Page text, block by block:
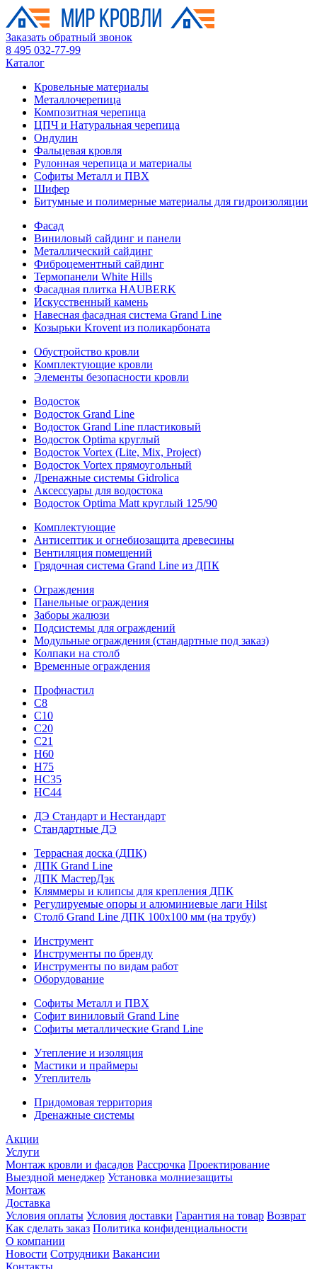
Заказать обратный звонок
8 495 032-77-99
Каталог
Кровельные материалы
Металлочерепица
Композитная черепица
ЦПЧ и Натуральная черепица
Ондулин
Фальцевая кровля
Рулонная черепица и материалы
Софиты Металл и ПВХ
Шифер
Битумные и полимерные материалы для гидроизоляции
Фасад
Виниловый сайдинг и панели
Металлический сайдинг
Фиброцементный сайдинг
Термопанели White Hills
Фасадная плитка HAUBERK
Искусственный камень
Навесная фасадная система Grand Line
Козырьки Krovent из поликарбоната
Обустройство кровли
Комплектующие кровли
Элементы безопасности кровли
Водосток
Водосток Grand Line
Водосток Grand Line пластиковый
Водосток Optima круглый
Водосток Vortex (Lite, Mix, Project)
Водосток Vortex прямоугольный
Дренажные системы Gidrolica
Аксессуары для водостока
Водосток Optima Matt круглый 125/90
Комплектующие
Антисептик и огнебиозащита древесины
Вентиляция помещений
Грядочная система Grand Line из ДПК
Ограждения
Панельные ограждения
Заборы жалюзи
Подсистемы для ограждений
Модульные ограждения (стандартные под заказ)
Колпаки на столб
Временные ограждения
Профнастил
С8
С10
С20
С21
H60
H75
HС35
НС44
ДЭ Стандарт и Нестандарт
Стандартные ДЭ
Террасная доска (ДПК)
ДПК Grand Line
ДПК МастерДэк
Кляммеры и клипсы для крепления ДПК
Регулируемые опоры и алюминиевые лаги Hilst
Столб Grand Line ДПК 100х100 мм (на трубу)
Инструмент
Инструменты по бренду
Инструменты по видам работ
Оборудование
Софиты Металл и ПВХ
Софит виниловый Grand Line
Софиты металлические Grand Line
Утепление и изоляция
Мастики и праймеры
Утеплитель
Придомовая территория
Дренажные системы
Акции
Услуги
Монтаж кровли и фасадов Рассрочка Проектирование
Выездной менеджер Установка молниезащиты
Монтаж
Доставка
Условия оплаты Условия доставки Гарантия на товар Возврат
Как сделать заказ Политика конфиденциальности
О компании
Новости Сотрудники Вакансии
Контакты